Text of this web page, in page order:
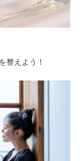
整えよう！